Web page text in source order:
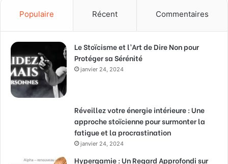
Populaire Récent Commentaires
Le Stoïcisme et l’Art de Dire Non pour
Protéger sa Sérénité
janvier 24, 2024
Réveillez votre énergie intérieure : Une
approche stoïcienne pour surmonter la
fatigue et la procrastination
janvier 24, 2024
Hypergamie : Un Regard Approfondi sur